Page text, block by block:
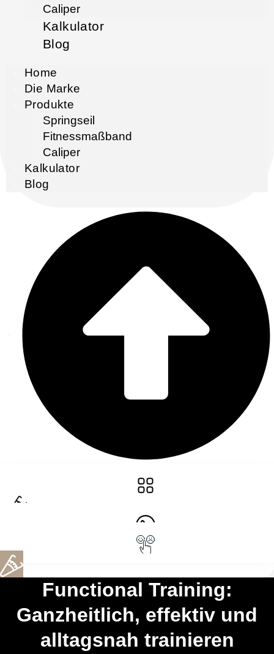
Caliper
Kalkulator
Blog
Home
Die Marke
Produkte
Springseil
Fitnessmaßband
Caliper
Kalkulator
Blog
Functional Training:
Ganzheitlich, effektiv und
alltagsnah trainieren